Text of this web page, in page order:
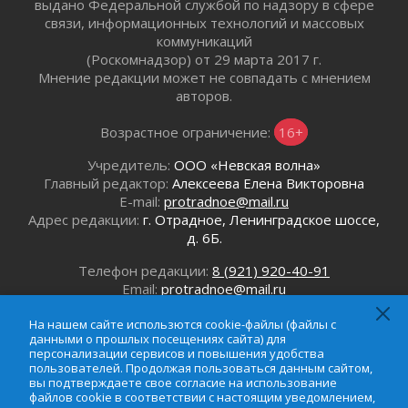
01 августа 2026
Все силы в кулак
01 августа 2026
Айда на пляж!
Один в поле — не воин
01 августа 2026
Пик топливного кризиса в регионе прошёл
31 июля 2026
О мужестве, долге и стойкости
31 июля 2026
31 июля 2026
Маршрутами будущего — к заветной цели
31 июля 2026
«Корвет» на страже
31 июля 2026
Правила для жизни
выдано Федеральной службой по надзору в сфере
связи, информационных технологий и массовых
коммуникаций
(Роскомнадзор) от 29 марта 2017 г.
Мнение редакции может не совпадать с мнением
авторов.
Возрастное ограничение: 16+
Учредитель: ООО «Невская волна»
Главный редактор: Алексеева Елена Викторовна
E-mail: protradnoe@mail.ru
Адрес редакции: г. Отрадное, Ленинградское шоссе,
д. 6Б.
Телефон редакции: 8 (921) 920-40-91
Email: protradnoe@mail.ru
Email:reklamaprotradnoe@mail.ru
На нашем сайте использются cookie-файлы (файлы с
данными о прошлых посещениях сайта) для
персонализации сервисов и повышения удобства
пользователей. Продолжая пользоваться данным сайтом,
вы подтверждаете свое согласие на использование
файлов cookie в соответствии с настоящим уведомлением,